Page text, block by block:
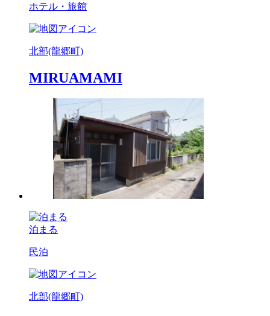
ホテル・旅館
北部(龍郷町)
MIRUAMAMI
泊まる
民泊
北部(龍郷町)